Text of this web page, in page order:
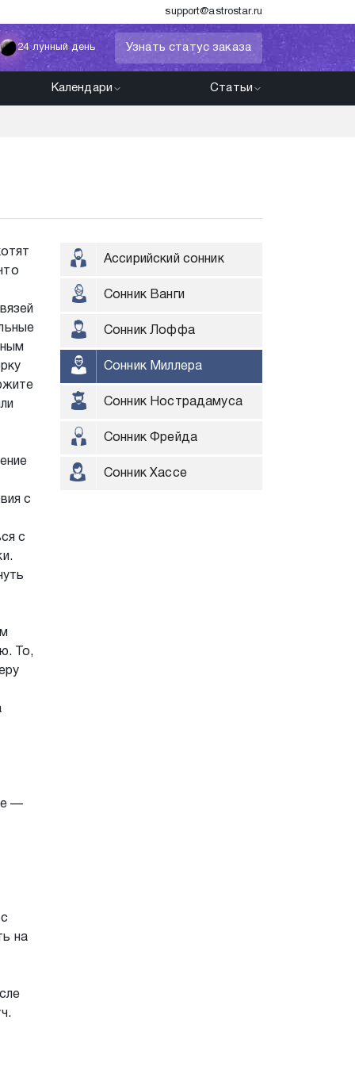
support@astrostar.ru
24 лунный день Узнать статус заказа
Календари Статьи
с
с
То,
—
на
Ассирийский сонник
Сонник Ванги
Сонник Лоффа
Сонник Миллера
Сонник Нострадамуса
Сонник Фрейда
Сонник Хассе